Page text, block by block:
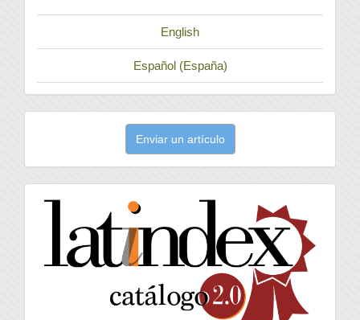
English
Español (España)
artículo
Enviar un artículo
latindex